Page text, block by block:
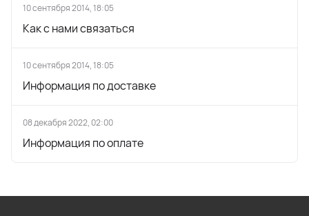
10 сентября 2014, 18:05
Как с нами связаться
10 сентября 2014, 18:05
Информация по доставке
08 декабря 2022, 02:00
Информация по оплате